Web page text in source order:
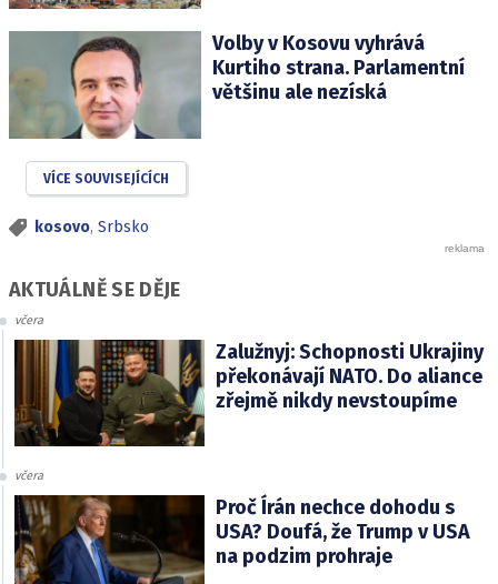
Volby v Kosovu vyhrává
Kurtiho strana. Parlamentní
většinu ale nezíská
VÍCE SOUVISEJÍCÍCH
kosovo, Srbsko
AKTUÁLNĚ SE DĚJE
včera
Zalužnyj: Schopnosti Ukrajiny
překonávají NATO. Do aliance
zřejmě nikdy nevstoupíme
včera
Proč Írán nechce dohodu s
USA? Doufá, že Trump v USA
na podzim prohraje